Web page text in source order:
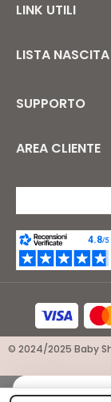
LINK UTILI
LISTA NASCITA
SUPPORTO
AREA CLIENTE
© 2024/2025 Baby